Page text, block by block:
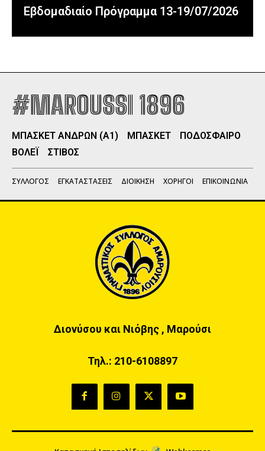
Εβδομαδιαίο Πρόγραμμα 13-19/07/2026
#MAROUSSI 1896
ΜΠΑΣΚΕΤ ΑΝΔΡΩΝ (Α1) ΜΠΑΣΚΕΤ
ΠΟΔΟΣΦΑΙΡΟ
ΒΟΛΕΪ
ΣΤΙΒΟΣ
ΣΥΛΛΟΓΟΣ ΕΓΚΑΤΑΣΤΑΣΕΙΣ ΔΙΟΙΚΗΣΗ ΧΟΡΗΓΟΙ ΕΠΙΚΟΙΝΩΝΙΑ
Διονύσου και Νιόβης , Μαρούσι
Τηλ.: 210-6108897